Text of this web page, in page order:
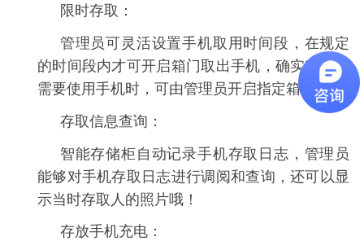
限时存取：
管理员可灵活设置手机取用时间段，在规定
的时间段内才可开启箱门取出手机，确实有急事
需要使用手机时，可由管理员开启指定箱门。
存取信息查询：
智能存储柜自动记录手机存取日志，管理员
能够对手机存取日志进行调阅和查询，还可以显
示当时存取人的照片哦！
存放手机充电：